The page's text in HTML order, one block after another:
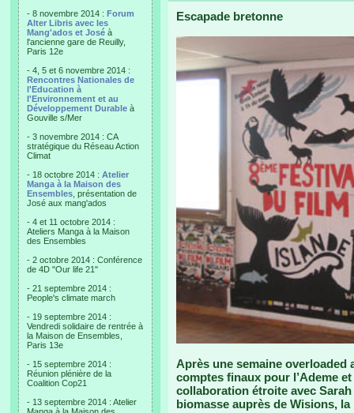
- 8 novembre 2014 : Forum
Alter Libris avec les
Mang'ados et José à
l'ancienne gare de Reuilly,
Paris 12e
- 4, 5 et 6 novembre 2014 :
Rencontres Nationales de
l'Education à
l'Environnement et au
Développement Durable à
Gouville s/Mer
- 3 novembre 2014 : CA
stratégique du Réseau Action
Climat
- 18 octobre 2014 : Atelier
Manga à la Maison des
Ensembles , présentation de
José aux mang'ados
- 4 et 11 octobre 2014 :
Ateliers Manga à la Maison
des Ensembles
- 2 octobre 2014 : Conférence
de 4D "Our life 21"
- 21 septembre 2014 :
People's climate march
- 19 septembre 2014 :
Vendredi solidaire de rentrée à
la Maison de Ensembles,
Paris 13e
- 15 septembre 2014 :
Réunion plénière de la
Coalition Cop21
- 13 septembre 2014 : Atelier
Escapade bretonne
Après une semaine overloaded
comptes finaux pour l’Ademe
collaboration étroite avec
biomasse auprès de Wisions,